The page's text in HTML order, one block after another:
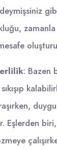
: Bazen
biri,